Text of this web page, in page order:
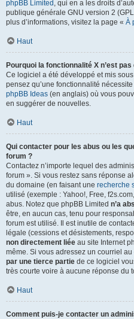
phpBB Limited , qui en a les droits
publique générale GNU version 2
plus d’informations, visitez la page « À
Haut
Pourquoi la fonctionnalité X n’est
Ce logiciel a été développé et mis
pensez qu’une fonctionnalité
phpBB Ideas (en anglais) où vous
en suggérer de nouvelles.
Haut
Qui contacter pour les abus ou les
forum ?
Contactez n’importe lequel des
forum ». Si vous restez sans réponse
du domaine (en faisant une recherche
utilisé (exemple : Yahoo!, Free,
abus. Notez que phpBB Limited n’a
être, en aucun cas, tenu pour
forum est utilisé. Il est inutile de
légale (cessions et désistements,
non directement liée au site Internet
même. Si vous adressez un courriel
par une tierce partie de ce logiciel
très courte voire à aucune réponse du
Haut
Comment puis-je contacter un